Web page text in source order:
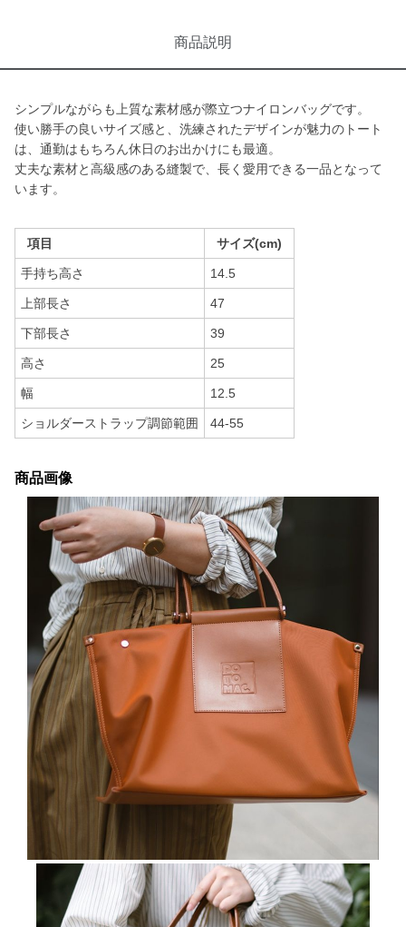
商品説明
シンプルながらも上質な素材感が際立つナイロンバッグです。
使い勝手の良いサイズ感と、洗練されたデザインが魅力のトート
は、通勤はもちろん休日のお出かけにも最適。
丈夫な素材と高級感のある縫製で、長く愛用できる一品となって
います。
項目 サイズ(cm)
手持ち高さ 14.5
上部長さ 47
下部長さ 39
高さ 25
幅 12.5
ショルダーストラップ調節範囲 44-55
商品画像